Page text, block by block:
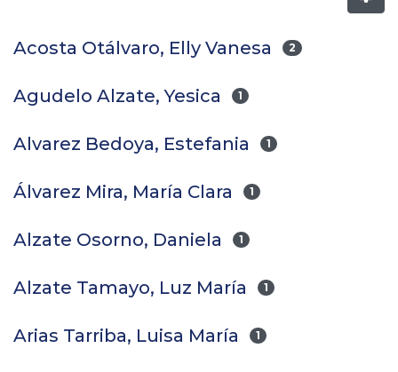
Acosta Otálvaro, Elly Vanesa 2
Agudelo Alzate, Yesica 1
Alvarez Bedoya, Estefania 1
Álvarez Mira, María Clara 1
Alzate Osorno, Daniela 1
Alzate Tamayo, Luz María 1
Arias Tarriba, Luisa María 1